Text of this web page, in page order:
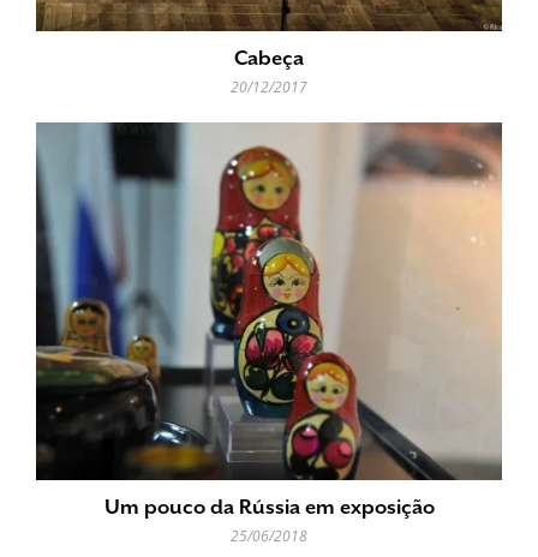
Cabeça
20/12/2017
Um pouco da Rússia em exposição
25/06/2018